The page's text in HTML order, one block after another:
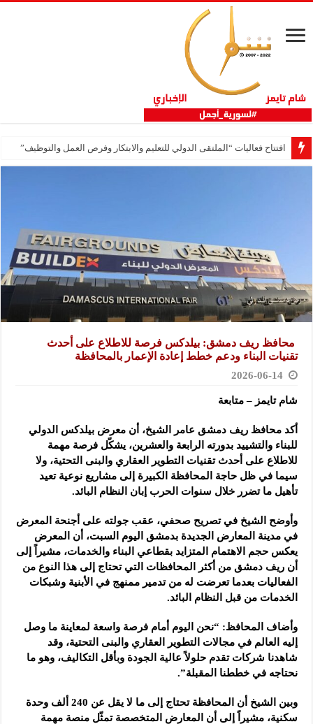
افتتاح فعاليات “الملتقى الدولي للتعليم والابتكار وفرص العمل والتوظيف”
‏ محافظ ريف دمشق: بيلدكس فرصة للاطلاع على أحدث
تقنيات البناء ودعم ‏خطط إعادة الإعمار بالمحافظة
2026-06-14
شام تايمز – متابعة
أكد محافظ ريف دمشق عامر الشيخ، أن معرض بيلدكس الدولي
للبناء ‏والتشييد بدورته الرابعة والعشرين، يشكّل فرصة مهمة
للاطلاع على ‏أحدث تقنيات التطوير العقاري والبنى التحتية، ولا
سيما في ظل حاجة ‏المحافظة الكبيرة إلى مشاريع نوعية تعيد
تأهيل ما تضرر خلال سنوات ‏الحرب إبان النظام البائد.‏
وأوضح الشيخ في تصريح صحفي، عقب جولته على أجنحة المعرض
في ‏مدينة المعارض الجديدة بدمشق اليوم السبت، أن المعرض
يعكس حجم ‏الاهتمام المتزايد بقطاعي البناء والخدمات، مشيراً إلى
أن ريف دمشق من ‏أكثر المحافظات التي تحتاج إلى هذا النوع من
الفعاليات بعدما تعرضت له ‏من تدمير ممنهج في الأبنية وشبكات
الخدمات من قبل النظام البائد.‏
وأضاف المحافظ: “نحن اليوم أمام فرصة واسعة لمعاينة ما وصل
إليه العالم ‏في مجالات التطوير العقاري والبنى التحتية، وقد
شاهدنا شركات تقدم حلولاً ‏عالية الجودة وبأقل التكاليف، وهو ما
نحتاجه في خططنا المقبلة”.
وبين الشيخ أن المحافظة تحتاج إلى ما لا يقل عن 240 ألف وحدة
سكنية، ‏مشيراً إلى أن المعارض المتخصصة تمثّل منصة مهمة